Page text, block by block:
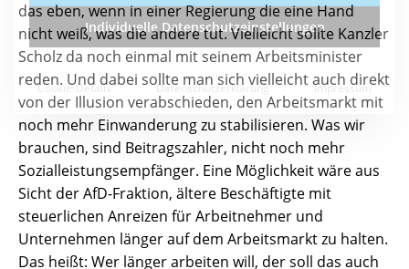
das eben, wenn in einer Regierung die eine Hand
nicht weiß, was die andere tut. Vielleicht sollte Kanzler
Scholz da noch einmal mit seinem Arbeitsminister
reden. Und dabei sollte man sich vielleicht auch direkt
von der Illusion verabschieden, den Arbeitsmarkt mit
noch mehr Einwanderung zu stabilisieren. Was wir
brauchen, sind Beitragszahler, nicht noch mehr
Sozialleistungsempfänger. Eine Möglichkeit wäre aus
Sicht der AfD-Fraktion, ältere Beschäftigte mit
steuerlichen Anreizen für Arbeitnehmer und
Unternehmen länger auf dem Arbeitsmarkt zu halten.
Das heißt: Wer länger arbeiten will, der soll das auch